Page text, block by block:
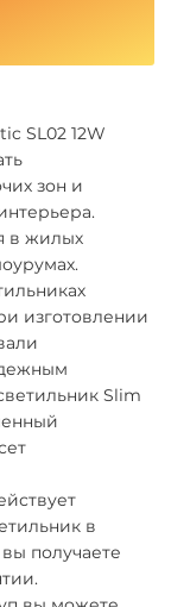
SL02 12W
зон и
в жилых
изготовлении
Slim
в
получаете